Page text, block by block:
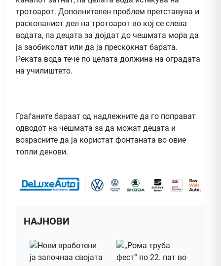
тротоарот. Дополнителен проблем претставува и
раскопаниот дел на тротоарот во кој се слева
водата, па децата за дојдат до чешмата мора да
ја заобиколат или да ја прескокнат барата.
Реката вода тече по целата должина на оградата
на училиштето.
Граѓаните бараат од надлежните да го поправат
одводот на чешмата за да можат децата и
возрасните да ја користат фонтаната во овие
топли денови.
НАЈНОВИ